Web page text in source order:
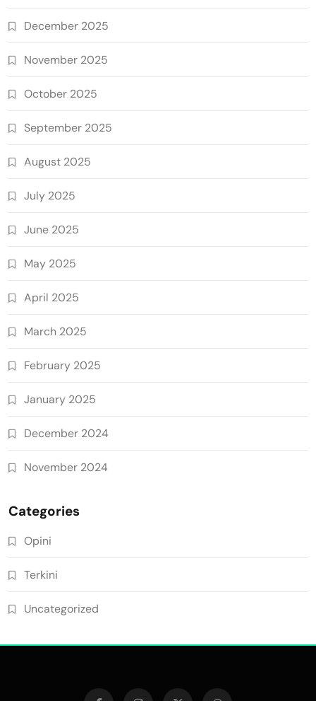
December 2025
November 2025
October 2025
September 2025
August 2025
July 2025
June 2025
May 2025
April 2025
March 2025
February 2025
January 2025
December 2024
November 2024
Categories
Opini
Terkini
Uncategorized